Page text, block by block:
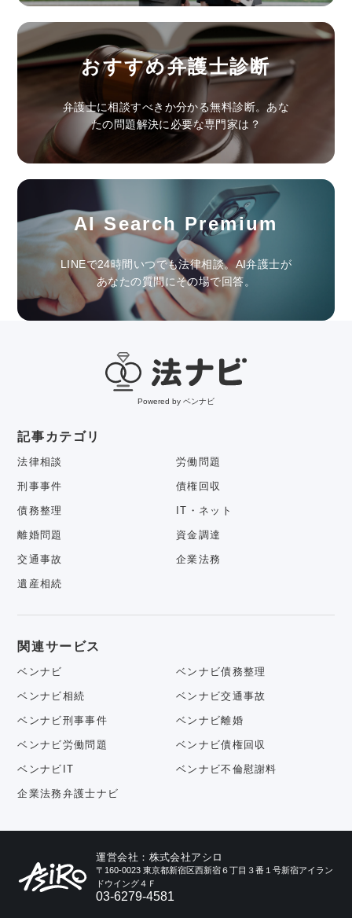
おすすめ弁護士診断
弁護士に相談すべきか分かる無料診断。あな
たの問題解決に必要な専門家は？
AI Search Premium
LINEで24時間いつでも法律相談。AI弁護士が
あなたの質問にその場で回答。
Powered by ベンナビ
記事カテゴリ
法律相談 労働問題
刑事事件 債権回収
債務整理 IT・ネット
離婚問題 資金調達
交通事故 企業法務
遺産相続
関連サービス
ベンナビ ベンナビ債務整理
ベンナビ相続 ベンナビ交通事故
ベンナビ刑事事件 ベンナビ離婚
ベンナビ労働問題 ベンナビ債権回収
ベンナビIT ベンナビ不倫慰謝料
企業法務弁護士ナビ
運営会社：株式会社アシロ
〒160-0023 東京都新宿区西新宿６丁目３番１号新宿アイラン
ドウイング４Ｆ
03-6279-4581